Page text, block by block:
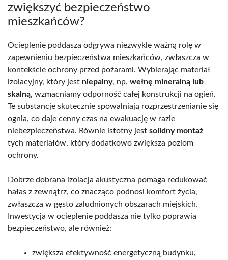
zwiększyć bezpieczeństwo
mieszkańców?
Ocieplenie poddasza odgrywa niezwykle ważną rolę w
zapewnieniu bezpieczeństwa mieszkańców, zwłaszcza w
kontekście ochrony przed pożarami. Wybierając materiał
izolacyjny, który jest niepalny, np. wełnę mineralną lub
skalną, wzmacniamy odporność całej konstrukcji na ogień.
Te substancje skutecznie spowalniają rozprzestrzenianie się
ognia, co daje cenny czas na ewakuację w razie
niebezpieczeństwa. Równie istotny jest solidny montaż
tych materiałów, który dodatkowo zwiększa poziom
ochrony.
Dobrze dobrana izolacja akustyczna pomaga redukować
hałas z zewnątrz, co znacząco podnosi komfort życia,
zwłaszcza w gęsto zaludnionych obszarach miejskich.
Inwestycja w ocieplenie poddasza nie tylko poprawia
bezpieczeństwo, ale również:
zwiększa efektywność energetyczną budynku,